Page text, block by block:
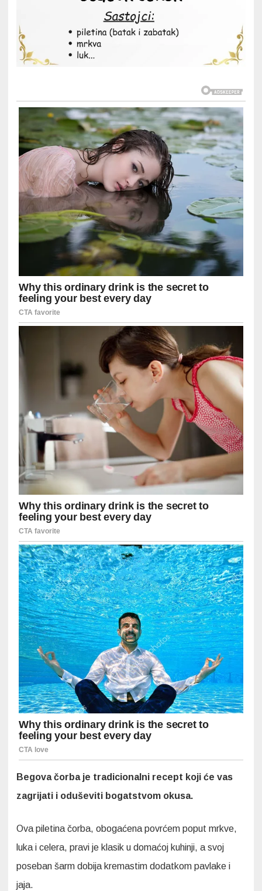
Begova čorba je tradicionalni recept koji će vas
zagrijati i oduševiti bogatstvom okusa.
Ova piletina čorba, obogaćena povrćem poput mrkve,
luka i celera, pravi je klasik u domaćoj kuhinji, a svoj
poseban šarm dobija kremastim dodatkom pavlake i
jaja.